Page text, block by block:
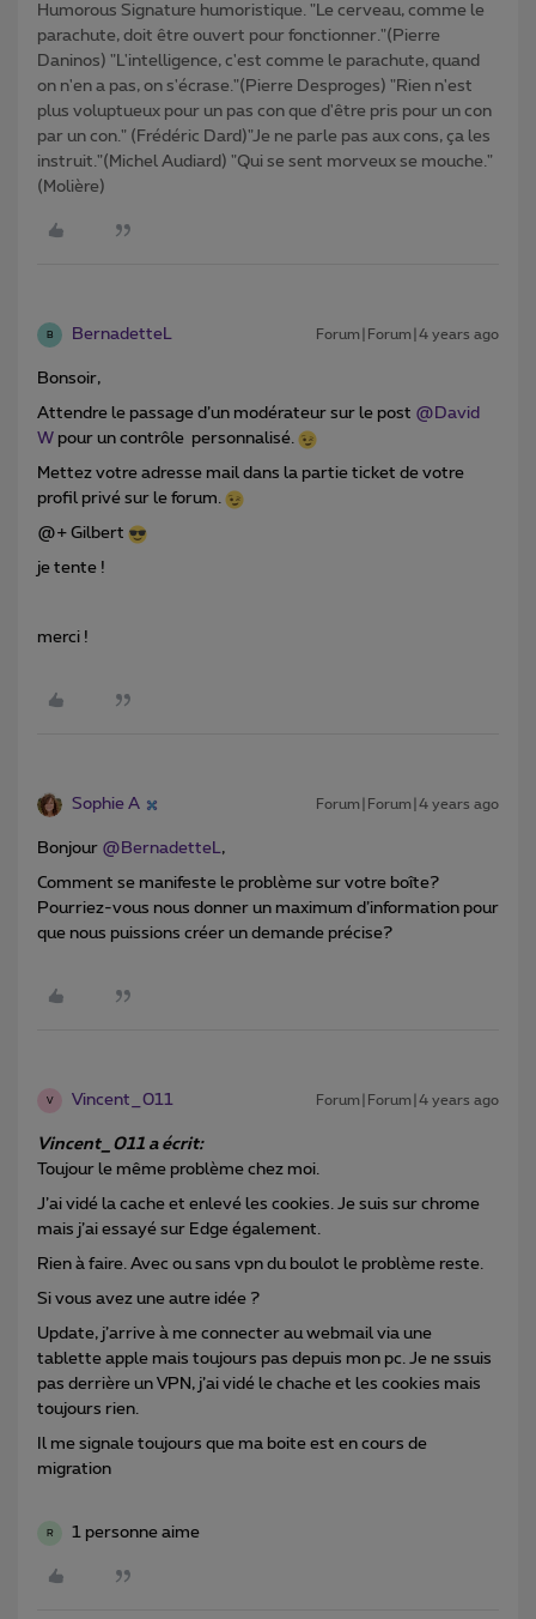
Humorous Signature humoristique. "Le cerveau, comme le
parachute, doit être ouvert pour fonctionner."(Pierre
Daninos) "L'intelligence, c'est comme le parachute, quand
on n'en a pas, on s'écrase."(Pierre Desproges) "Rien n'est
plus voluptueux pour un pas con que d'être pris pour un con
par un con." (Frédéric Dard)"Je ne parle pas aux cons, ça les
instruit."(Michel Audiard) "Qui se sent morveux se mouche."
(Molière)
B BernadetteL Forum|Forum|4 years ago
Bonsoir,
Attendre le passage d’un modérateur sur le post @David
W pour un contrôle personnalisé.
Mettez votre adresse mail dans la partie ticket de votre
profil privé sur le forum.
@+ Gilbert
je tente !
merci !
Sophie A Forum|Forum|4 years ago
Bonjour @BernadetteL,
Comment se manifeste le problème sur votre boîte?
Pourriez-vous nous donner un maximum d’information pour
que nous puissions créer un demande précise?
V Vincent_011 Forum|Forum|4 years ago
Vincent_011 a écrit:
Toujour le même problème chez moi.
J’ai vidé la cache et enlevé les cookies. Je suis sur chrome
mais j’ai essayé sur Edge également.
Rien à faire. Avec ou sans vpn du boulot le problème reste.
Si vous avez une autre idée ?
Update, j’arrive à me connecter au webmail via une
tablette apple mais toujours pas depuis mon pc. Je ne ssuis
pas derrière un VPN, j’ai vidé le chache et les cookies mais
toujours rien.
Il me signale toujours que ma boite est en cours de
migration
R 1 personne aime